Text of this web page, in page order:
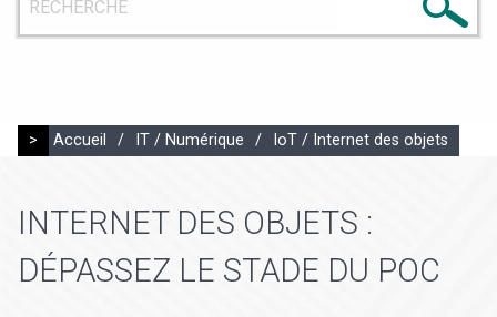
> Accueil / IT / Numérique / IoT / Internet des objets
INTERNET DES OBJETS :
DÉPASSEZ LE STADE DU POC